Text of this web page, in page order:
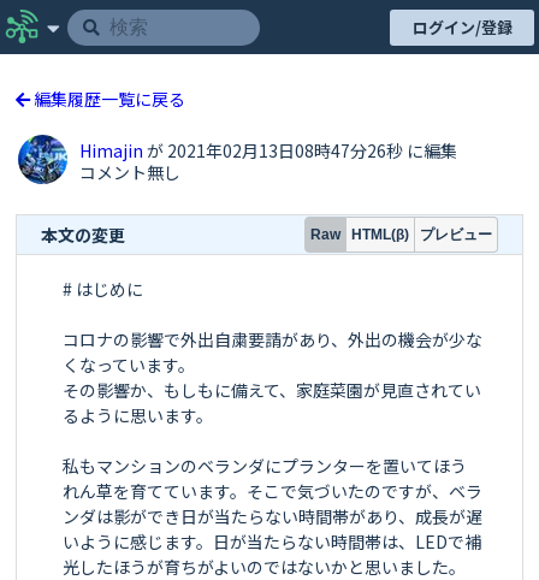
ログイン/登録
編集履歴一覧に戻る
Himajinが 2021年02月13日08時47分26秒 に編集
コメント無し
本文の変更 Raw HTML(β) プレビュー
# はじめに
コロナの影響で外出自粛要請があり、外出の機会が少な
くなっています。
その影響か、もしもに備えて、家庭菜園が見直されてい
るように思います。
私もマンションのベランダにプランターを置いてほう
れん草を育てています。そこで気づいたのですが、ベラ
ンダは影ができ日が当たらない時間帯があり、成長が遅
いように感じます。日が当たらない時間帯は、LEDで補
光したほうが育ちがよいのではないかと思いました。